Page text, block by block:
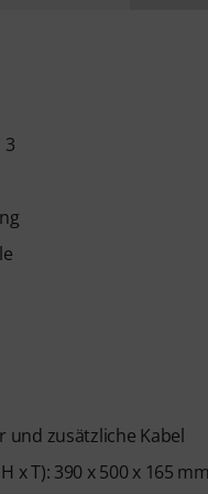
3
zusätzliche Kabel
x T): 390 x 500 x 165